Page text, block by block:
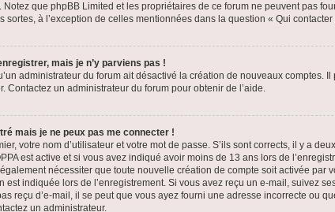
Notez que phpBB Limited et les propriétaires de ce forum ne peuvent pas
sortes, à l’exception de celles mentionnées dans la question « Qui
mais je n’y parviens pas !
administrateur du forum ait désactivé la création de nouveaux
Contactez un administrateur du forum pour obtenir de l’aide.
mais je ne peux pas me connecter !
votre nom d’utilisateur et votre mot de passe. S’ils sont corrects, il y a
est active et si vous avez indiqué avoir moins de 13 ans lors de
nécessiter que toute nouvelle création de compte soit activée
est indiquée lors de l’enregistrement. Si vous avez reçu un e-mail, suivez
reçu d’e-mail, il se peut que vous ayez fourni une adresse incorrecte ou
un administrateur.